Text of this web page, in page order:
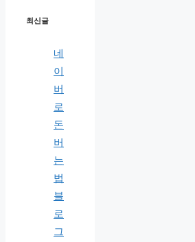
최신글
네
이
버
로
돈
버
는
법
블
로
그